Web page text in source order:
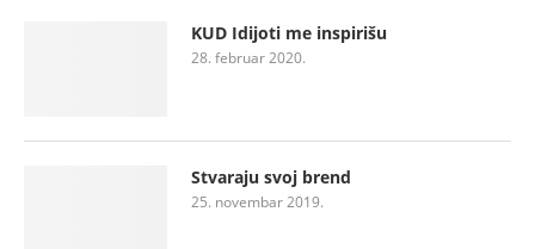
KUD Idijoti me inspirišu
28. februar 2020.
Stvaraju svoj brend
25. novembar 2019.